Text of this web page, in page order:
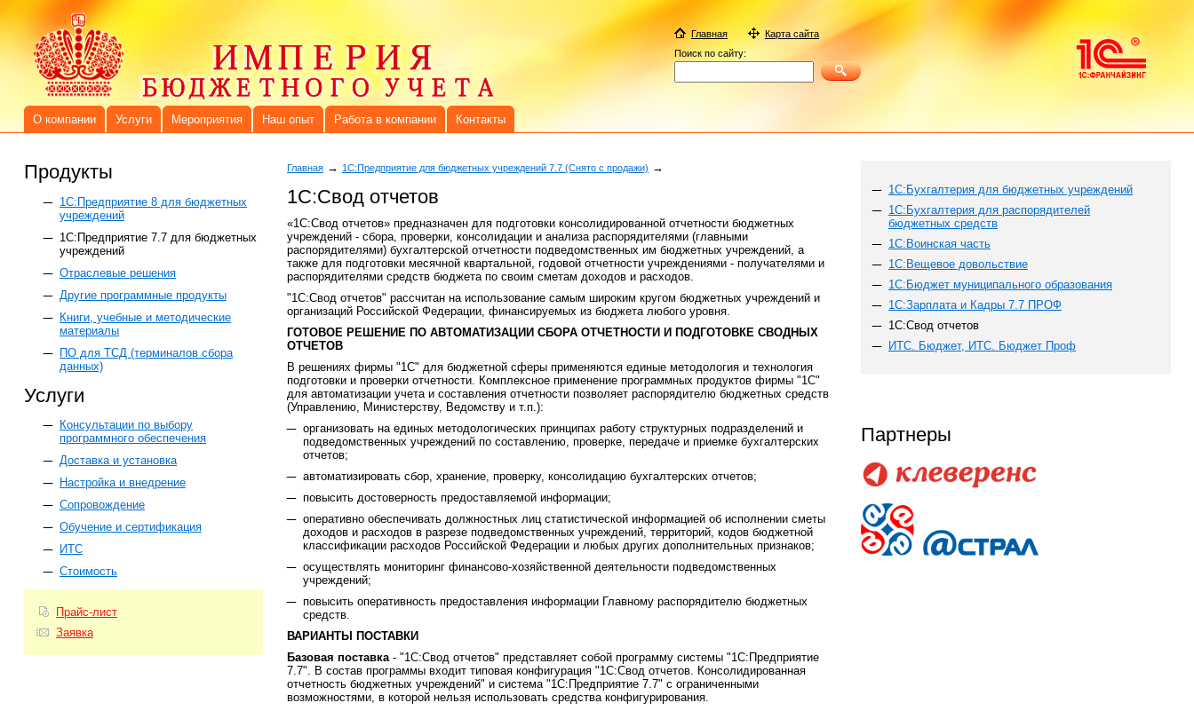
Главная
Карта сайта
Поиск по сайту:
О компании Услуги Мероприятия Наш опыт Работа в компании Контакты
Продукты
1C:Предприятие 8 для бюджетных
учреждений
1С:Предприятие 7.7 для бюджетных
учреждений
Отраслевые решения
Другие программные продукты
Книги, учебные и методические
материалы
ПО для ТСД (терминалов сбора
данных)
Услуги
Консультации по выбору
программного обеспечения
Доставка и установка
Настройка и внедрение
Сопровождение
Обучение и сертификация
ИТС
Стоимость
Прайс-лист
Заявка
Главная → 1С:Предприятие для бюджетных учреждений 7.7 (Снято с продажи) →
1С:Свод отчетов
«1С:Свод отчетов» предназначен для подготовки консолидированной отчетности бюджетных
учреждений - сбора, проверки, консолидации и анализа распорядителями (главными
распорядителями) бухгалтерской отчетности подведомственных им бюджетных учреждений, а
также для подготовки месячной квартальной, годовой отчетности учреждениями - получателями и
распорядителями средств бюджета по своим сметам доходов и расходов.
"1С:Свод отчетов" рассчитан на использование самым широким кругом бюджетных учреждений и
организаций Российской Федерации, финансируемых из бюджета любого уровня.
ГОТОВОЕ РЕШЕНИЕ ПО АВТОМАТИЗАЦИИ СБОРА ОТЧЕТНОСТИ И ПОДГОТОВКЕ СВОДНЫХ
ОТЧЕТОВ
В решениях фирмы "1С" для бюджетной сферы применяются единые методология и технология
подготовки и проверки отчетности. Комплексное применение программных продуктов фирмы "1С"
для автоматизации учета и составления отчетности позволяет распорядителю бюджетных средств
(Управлению, Министерству, Ведомству и т.п.):
организовать на единых методологических принципах работу структурных подразделений и
подведомственных учреждений по составлению, проверке, передаче и приемке бухгалтерских
отчетов;
автоматизировать сбор, хранение, проверку, консолидацию бухгалтерских отчетов;
повысить достоверность предоставляемой информации;
оперативно обеспечивать должностных лиц статистической информацией об исполнении сметы
доходов и расходов в разрезе подведомственных учреждений, территорий, кодов бюджетной
классификации расходов Российской Федерации и любых других дополнительных признаков;
осуществлять мониторинг финансово-хозяйственной деятельности подведомственных
учреждений;
повысить оперативность предоставления информации Главному распорядителю бюджетных
средств.
ВАРИАНТЫ ПОСТАВКИ
Базовая поставка- "1С:Свод отчетов" представляет собой программу системы "1С:Предприятие
7.7". В состав программы входит типовая конфигурация "1С:Свод отчетов. Консолидированная
отчетность бюджетных учреждений" и система "1С:Предприятие 7.7" с ограниченными
возможностями, в которой нельзя использовать средства конфигурирования.
1С:Бухгалтерия для бюджетных учреждений
1С:Бухгалтерия для распорядителей
бюджетных средств
1С:Воинская часть
1С:Вещевое довольствие
1С:Бюджет муниципального образования
1С:Зарплата и Кадры 7.7 ПРОФ
1С:Свод отчетов
ИТС. Бюджет, ИТС. Бюджет Проф
Партнеры